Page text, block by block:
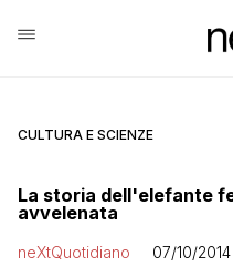
CULTURA E SCIENZE
La storia dell'elefante
avvelenata
neXtQuotidiano 07/10/2014